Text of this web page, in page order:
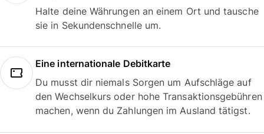
Halte deine Währungen an einem Ort und tausche
sie in Sekundenschnelle um.
Eine internationale Debitkarte
Du musst dir niemals Sorgen um Aufschläge auf
den Wechselkurs oder hohe Transaktionsgebühren
machen, wenn du Zahlungen im Ausland tätigst.